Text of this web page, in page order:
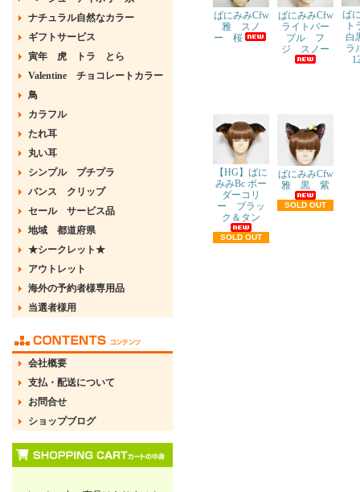
ナチュラル自然なカラー
ギフトサービス
寅年 虎 トラ とら
Valentine チョコレートカラー
鳥
カラフル
たれ耳
丸い耳
シンプル プチプラ
バンス クリップ
セール サービス品
地域 都道府県
★シークレット★
アウトレット
海外の予約者様専用品
当選者様用
会社概要
支払・配送について
お問合せ
ショップブログ
ばにみみCfw
雅 スノ
ー 桜
ばにみみCfw
ライトパー
プル フ
ジ スノー
ば
白
ラ
【HG】ばに
みみBc ボー
ダーコリ
ー ブラッ
ク＆タン
SOLD OUT
ばにみみCfw
雅 黒 紫
SOLD OUT